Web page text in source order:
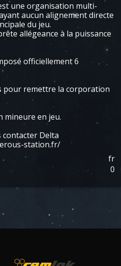
une organisation multi-
aucun alignement directe
du jeu.
allégeance à la puissance
officiellement 6
pour remettre la corporation
mineure en jeu.
Delta
station.fr/
fr
0